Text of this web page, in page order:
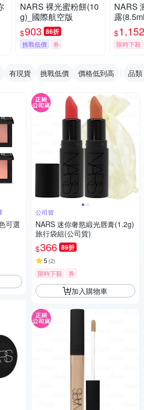
NARS 裸光蜜粉餅(10
g)_國際航空版
$903 86折
挑戰低價 券
NARS
露
$1,152
限時下殺
有現貨 挑戰低價 價格低到高 品類
可選
公司貨
NARS 迷你奢慾緞光唇膏(1.2g)
旅行袋組(公司貨)
$366 89折
5 (2)
限時下殺 券
加入購物車